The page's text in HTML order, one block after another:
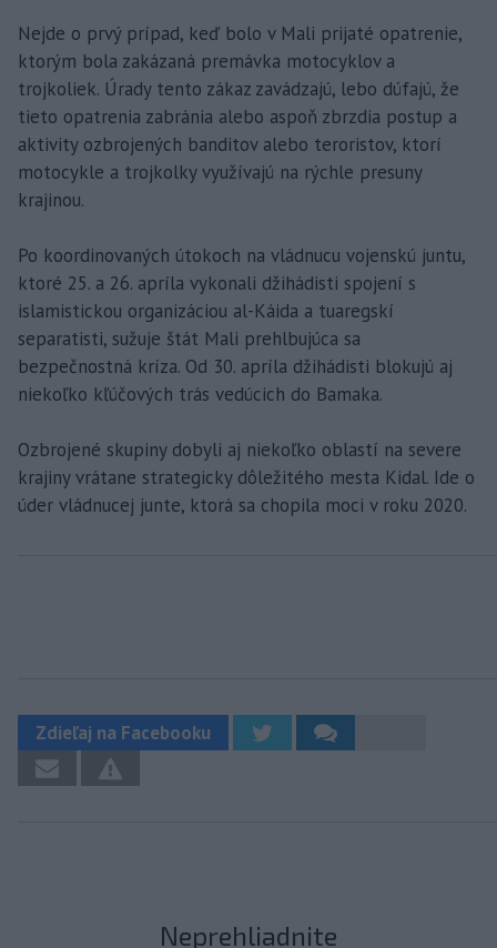
Nejde o prvý prípad, keď bolo v Mali prijaté opatrenie,
ktorým bola zakázaná premávka motocyklov a
trojkoliek. Úrady tento zákaz zavádzajú, lebo dúfajú, že
tieto opatrenia zabránia alebo aspoň zbrzdia postup a
aktivity ozbrojených banditov alebo teroristov, ktorí
motocykle a trojkolky využívajú na rýchle presuny
krajinou.
Po koordinovaných útokoch na vládnucu vojenskú juntu,
ktoré 25. a 26. apríla vykonali džihádisti spojení s
islamistickou organizáciou al-Káida a tuaregskí
separatisti, sužuje štát Mali prehlbujúca sa
bezpečnostná kríza. Od 30. apríla džihádisti blokujú aj
niekoľko kľúčových trás vedúcich do Bamaka.
Ozbrojené skupiny dobyli aj niekoľko oblastí na severe
krajiny vrátane strategicky dôležitého mesta Kidal. Ide o
úder vládnucej junte, ktorá sa chopila moci v roku 2020.
Zdieľaj na Facebooku
Neprehliadnite